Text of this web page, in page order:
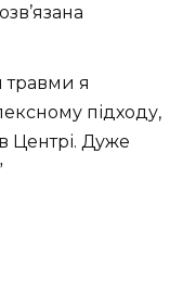
травми я
підходу,
Центрі. Дуже